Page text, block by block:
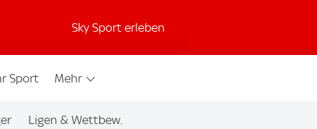
Sky Sport erleben
Sport Mehr
Ligen & Wettbew.